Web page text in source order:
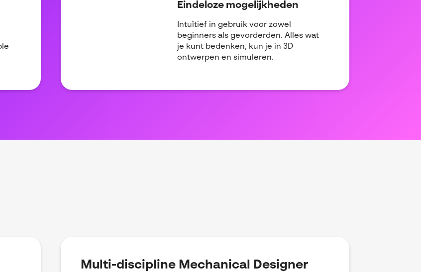
Eindeloze mogelijkheden
Intuïtief in gebruik voor zowel
beginners als gevorderden. Alles wat
je kunt bedenken, kun je in 3D
ontwerpen en simuleren.
Multi-discipline Mechanical Designer